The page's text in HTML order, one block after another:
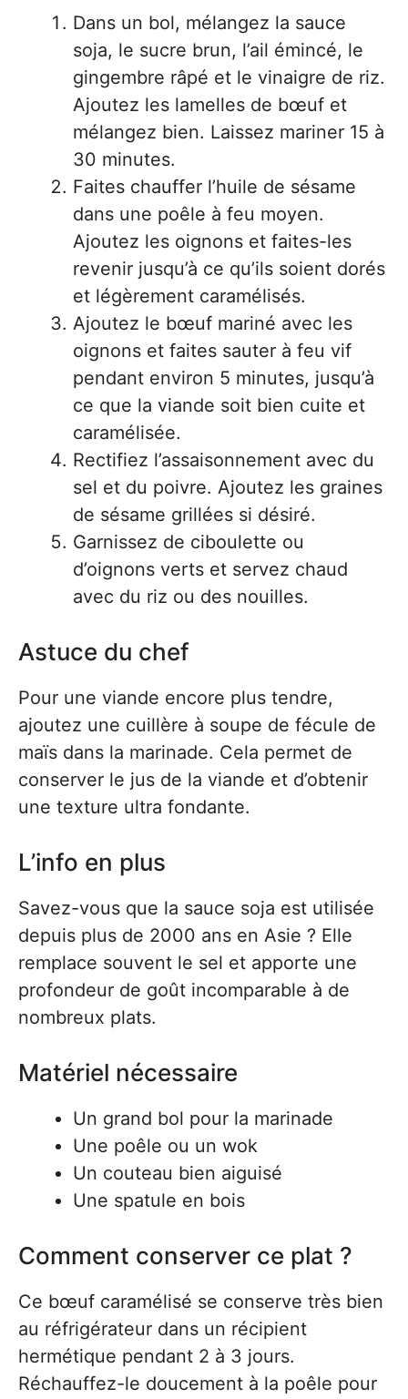
Dans un bol, mélangez la sauce
soja, le sucre brun, l’ail émincé, le
gingembre râpé et le vinaigre de riz.
Ajoutez les lamelles de bœuf et
mélangez bien. Laissez mariner 15 à
30 minutes.
Faites chauffer l’huile de sésame
dans une poêle à feu moyen.
Ajoutez les oignons et faites-les
revenir jusqu’à ce qu’ils soient dorés
et légèrement caramélisés.
Ajoutez le bœuf mariné avec les
oignons et faites sauter à feu vif
pendant environ 5 minutes, jusqu’à
ce que la viande soit bien cuite et
caramélisée.
Rectifiez l’assaisonnement avec du
sel et du poivre. Ajoutez les graines
de sésame grillées si désiré.
Garnissez de ciboulette ou
d’oignons verts et servez chaud
avec du riz ou des nouilles.
Astuce du chef
Pour une viande encore plus tendre,
ajoutez une cuillère à soupe de fécule de
maïs dans la marinade. Cela permet de
conserver le jus de la viande et d’obtenir
une texture ultra fondante.
L’info en plus
Savez-vous que la sauce soja est utilisée
depuis plus de 2000 ans en Asie ? Elle
remplace souvent le sel et apporte une
profondeur de goût incomparable à de
nombreux plats.
Matériel nécessaire
Un grand bol pour la marinade
Une poêle ou un wok
Un couteau bien aiguisé
Une spatule en bois
Comment conserver ce plat ?
Ce bœuf caramélisé se conserve très bien
au réfrigérateur dans un récipient
hermétique pendant 2 à 3 jours.
Réchauffez-le doucement à la poêle pour